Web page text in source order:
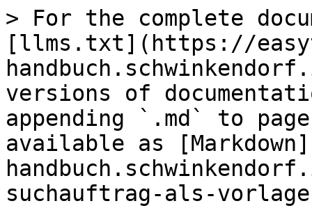
> For the complete
[llms.txt](https://
versions of
appending `.md` to
available as
suchauftrag-als-